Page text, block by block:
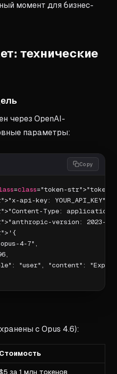
момент для бизнес-
технические
через OpenAI-
параметры:
=class="token-str">"token-
api-key: YOUR_API_KEY" \
Type:
version: 2023-
4-7",
"user", "content":
Copy
с Opus 4.6):
Стоимость
за 1 млн токенов